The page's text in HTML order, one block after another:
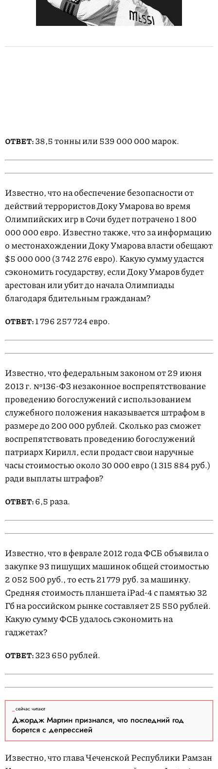
ОТВЕТ:38,5 тонны или 539 000 000 марок.
Известно, что на обеспечение безопасности от
действий террористов Доку Умарова во время
Олимпийских игр в Сочи будет потрачено 1 800
000 000 евро. Известно также, что за информацию
о местонахождении Доку Умарова власти обещают
$5 000 000 (3 742 276 евро). Какую сумму удастся
сэкономить государству, если Доку Умаров будет
арестован или убит до начала Олимпиады
благодаря бдительным гражданам?
ОТВЕТ:1 796 257 724 евро.
Известно, что федеральным законом от 29 июня
2013 г. №136-ФЗ незаконное воспрепятствование
проведению богослужений с использованием
служебного положения наказывается штрафом в
размере до 200 000 рублей. Сколько раз сможет
воспрепятствовать проведению богослужений
патриарх Кирилл, если продаст свои наручные
часы стоимостью около 30 000 евро (1 315 884 руб.)
ради выплаты штрафов?
ОТВЕТ:6,5 раза.
Известно, что в феврале 2012 года ФСБ объявила о
закупке 93 пишущих машинок общей стоимостью
2 052 500 руб., то есть 21 779 руб. за машинку.
Средняя стоимость планшета iPad-4 с памятью 32
Гб на российском рынке составляет 25 550 рублей.
Какую сумму ФСБ удалось сэкономить на
гаджетах?
ОТВЕТ:323 650 рублей.
сейчас читают
Джордж Мартин признался, что последний год
борется с депрессией
Известно, что глава Чеченской Республики Рамзан